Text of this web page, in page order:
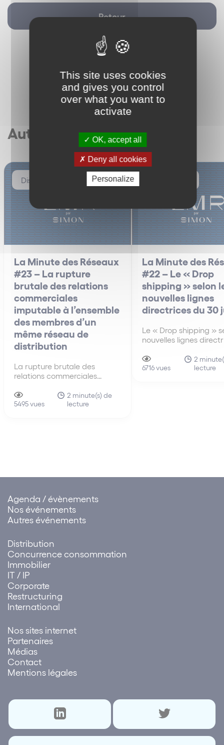
Retour
Autres articles
Distribution
La Minute des Réseaux
#23 – La rupture
brutale des relations
commerciales
imputable à l’ensemble
des membres d’un
même réseau de
distribution
La rupture brutale des
relations commerciales
membres d’un même réseau
de distribution La faute tirée
5495 vues
2 minute(s) de
lecture
La Minute des
#22 – Le « Drop
shipping » selon
nouvelles lignes
directrices du 30
Le « Drop shipping »
nouvelles lignes
anciennes lignes
de 2010, les nouvelles
6716 vues
2
lecture
Agenda / évènements
Nos événements
Autres événements
Distribution
Concurrence consommation
Immobilier
IT / IP
Corporate
Restructuring
International
Nos sites internet
Partenaires
Médias
Contact
Mentions légales
This site uses cookies
and gives you control
over what you want to
activate
OK, accept all
Deny all cookies
Personalize